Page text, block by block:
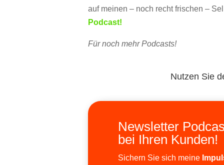
auf meinen – noch recht frischen –
Podcast!
Für noch mehr Podcasts!
Nutzen Sie
Newsletter
bei Ihren Kunden!
Sichern Sie sich meine